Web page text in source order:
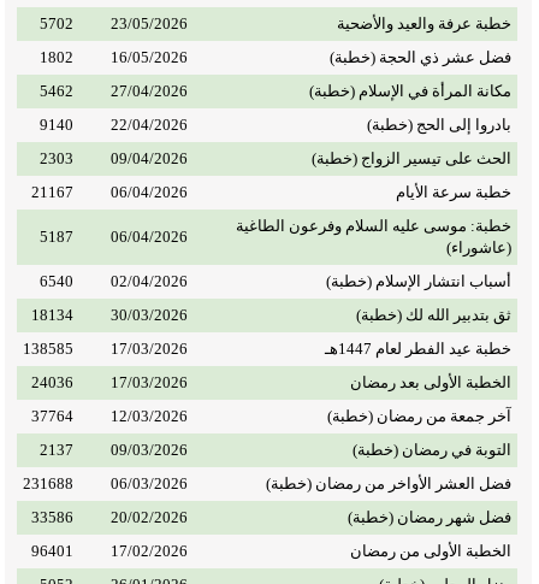
خطبة عرفة والعيد والأضحية
23/05/2026
5702
فضل عشر ذي الحجة (خطبة)
16/05/2026
1802
مكانة المرأة في الإسلام (خطبة)
27/04/2026
5462
بادروا إلى الحج (خطبة)
22/04/2026
9140
الحث على تيسير الزواج (خطبة)
09/04/2026
2303
خطبة سرعة الأيام
06/04/2026
21167
خطبة: موسى عليه السلام وفرعون الطاغية
(عاشوراء)
06/04/2026
5187
أسباب انتشار الإسلام (خطبة) 02/04/2026
6540
ثق بتدبير الله لك (خطبة)
30/03/2026
18134
خطبة عيد الفطر لعام 1447هـ
17/03/2026
138585
الخطبة الأولى بعد رمضان
17/03/2026
24036
آخر جمعة من رمضان (خطبة)
12/03/2026
37764
التوبة في رمضان (خطبة)
09/03/2026
2137
فضل العشر الأواخر من رمضان (خطبة)
06/03/2026
231688
فضل شهر رمضان (خطبة)
20/02/2026
33586
الخطبة الأولى من رمضان
17/02/2026
96401